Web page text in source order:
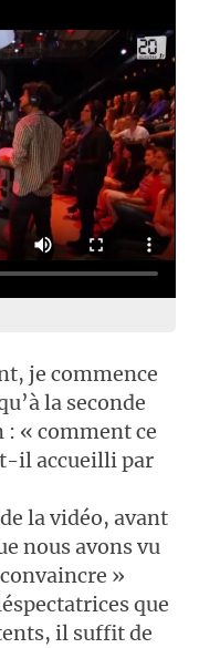
je commence
la seconde
: « comment ce
il accueilli par
la vidéo, avant
nous avons vu
»
que
il suffit de